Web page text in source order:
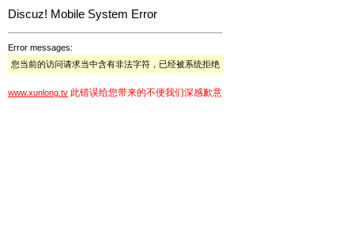
Discuz! Mobile System Error
Error messages:
您当前的访问请求当中含有非法字符，已经被系统拒绝
www.xunlong.tv 此错误给您带来的不便我们深感歉意